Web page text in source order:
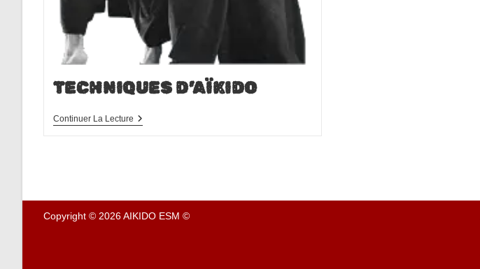
TECHNIQUES D’AÏKIDO
Continuer La LectureTechniques
Copyright © 2026 AIKIDO ESM ©